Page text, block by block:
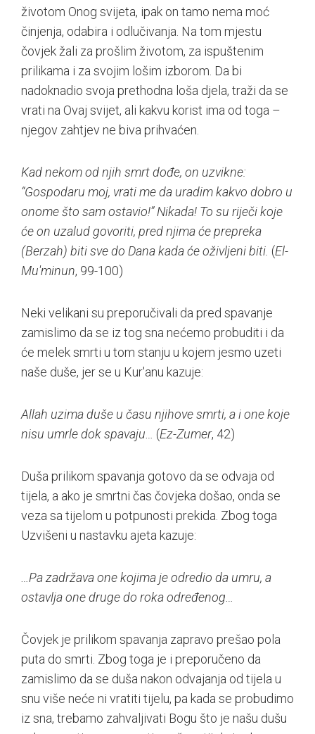
životom Onog svijeta, ipak on tamo nema moć
činjenja, odabira i odlučivanja. Na tom mjestu
čovjek žali za prošlim životom, za ispuštenim
prilikama i za svojim lošim izborom. Da bi
nadoknadio svoja prethodna loša djela, traži da se
vrati na Ovaj svijet, ali kakvu korist ima od toga –
njegov zahtjev ne biva prihvaćen.
Kad nekom od njih smrt dođe, on uzvikne:
“Gospodaru moj, vrati me da uradim kakvo dobro u
onome što sam ostavio!” Nikada! To su riječi koje
će on uzalud govoriti, pred njima će prepreka
(Berzah) biti sve do Dana kada će oživljeni biti. (El-
Mu'minun, 99-100)
Neki velikani su preporučivali da pred spavanje
zamislimo da se iz tog sna nećemo probuditi i da
će melek smrti u tom stanju u kojem jesmo uzeti
naše duše, jer se u Kur'anu kazuje:
Allah uzima duše u času njihove smrti, a i one koje
nisu umrle dok spavaju…
(Ez-Zumer, 42)
Duša prilikom spavanja gotovo da se odvaja od
tijela, a ako je smrtni čas čovjeka došao, onda se
veza sa tijelom u potpunosti prekida. Zbog toga
Uzvišeni u nastavku ajeta kazuje:
…Pa zadržava one kojima je odredio da umru, a
ostavlja one druge do roka određenog…
Čovjek je prilikom spavanja zapravo prešao pola
puta do smrti. Zbog toga je i preporučeno da
zamislimo da se duša nakon odvajanja od tijela u
snu više neće ni vratiti tijelu, pa kada se probudimo
iz sna, trebamo zahvaljivati Bogu što je našu dušu